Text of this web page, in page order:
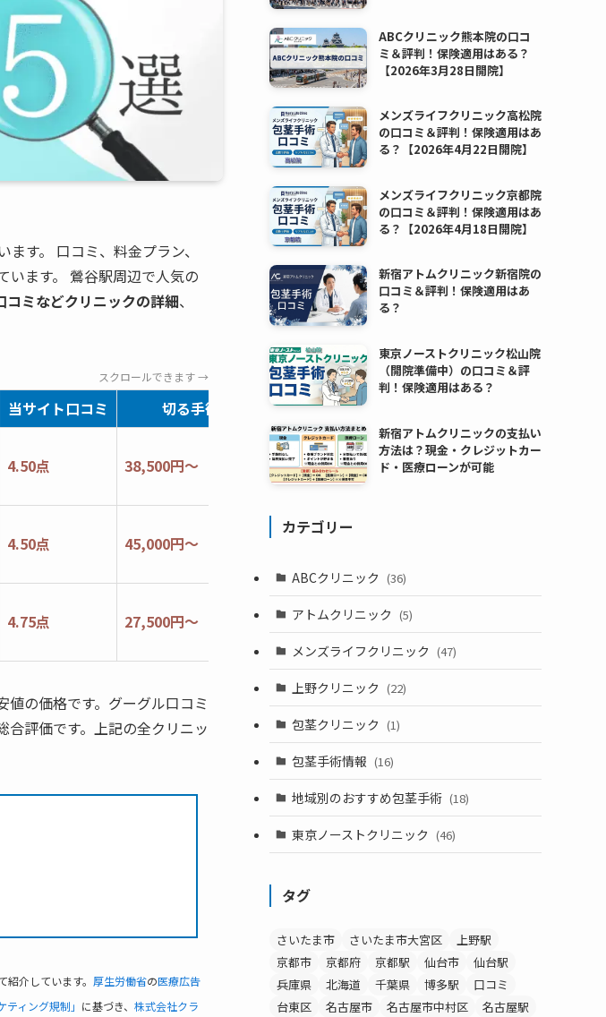
ます。 口コミ、料金プラン、
います。 鶯谷駅周辺で人気の
コミなどクリニックの詳細、
スクロールできます →
当サイト口コミ 切る手術（最安値） 切らない手術
4.50点 38,500円～ （通常111,000円） なし 徒歩1分
4.50点 45,000円～ （通常99,000円）
4.75点 27,500円～ 27,500円～
の価格です。グーグル口コミ
評価です。上記の全クリニッ
介しています。 厚生労働省の医療広告
ィング規制」 に基づき、 株式会社クラ
ABCクリニック熊本院の口コ
ミ＆評判！保険適用はある？
【2026年3月28日開院】
メンズライフクリニック高松院
の口コミ＆評判！保険適用はあ
る？【2026年4月22日開院】
メンズライフクリニック京都院
の口コミ＆評判！保険適用はあ
る？【2026年4月18日開院】
新宿アトムクリニック新宿院の
口コミ＆評判！保険適用はあ
る？
東京ノーストクリニック松山院
（開院準備中）の口コミ＆評
判！保険適用はある？
新宿アトムクリニックの支払い
方法は？現金・クレジットカー
ド・医療ローンが可能
カテゴリー
ABCクリニック (36)
アトムクリニック (5)
メンズライフクリニック (47)
上野クリニック (22)
包茎クリニック (1)
包茎手術情報 (16)
地域別のおすすめ包茎手術 (18)
東京ノーストクリニック (46)
タグ
さいたま市 さいたま市大宮区
上野駅
京都市
京都府 京都駅 仙台市
仙台駅
兵庫県
北海道 千葉県 博多駅
口コミ
台東区
名古屋市 名古屋市中村区
名古屋駅